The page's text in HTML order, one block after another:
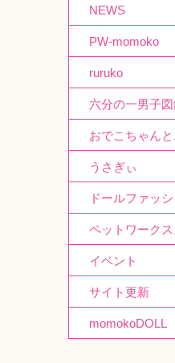
NEWS
PW-momoko
ruruko
六分の一男子図
おでこちゃんと
うさぎぃ
ドールファッシ
ペットワークス
イベント
サイト更新
momokoDOLL